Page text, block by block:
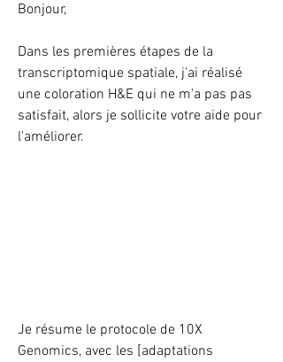
Bonjour,
Dans les premières étapes de la
transcriptomique spatiale, j'ai réalisé
une coloration H&E qui ne m'a pas pas
satisfait, alors je sollicite votre aide pour
l'améliorer.
Je résume le protocole de 10X
Genomics, avec les [adaptations